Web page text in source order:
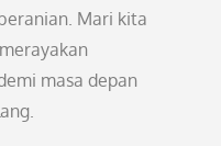
Mari kita
masa depan